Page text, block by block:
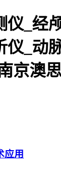
仪_经
仪_动
京澳
应用